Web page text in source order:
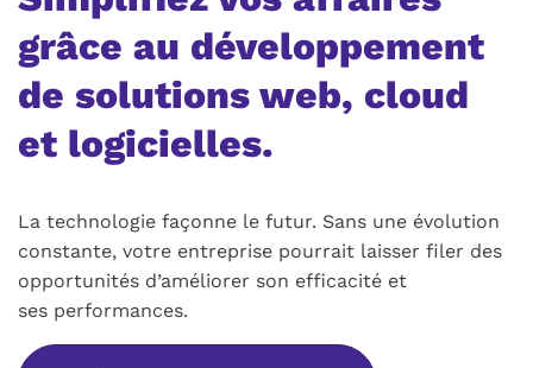
grâce au développement
de solutions web, cloud
et logicielles.
La technologie façonne le futur. Sans une évolution
constante, votre entreprise pourrait laisser filer des
opportunités d’améliorer son efficacité et
ses performances.